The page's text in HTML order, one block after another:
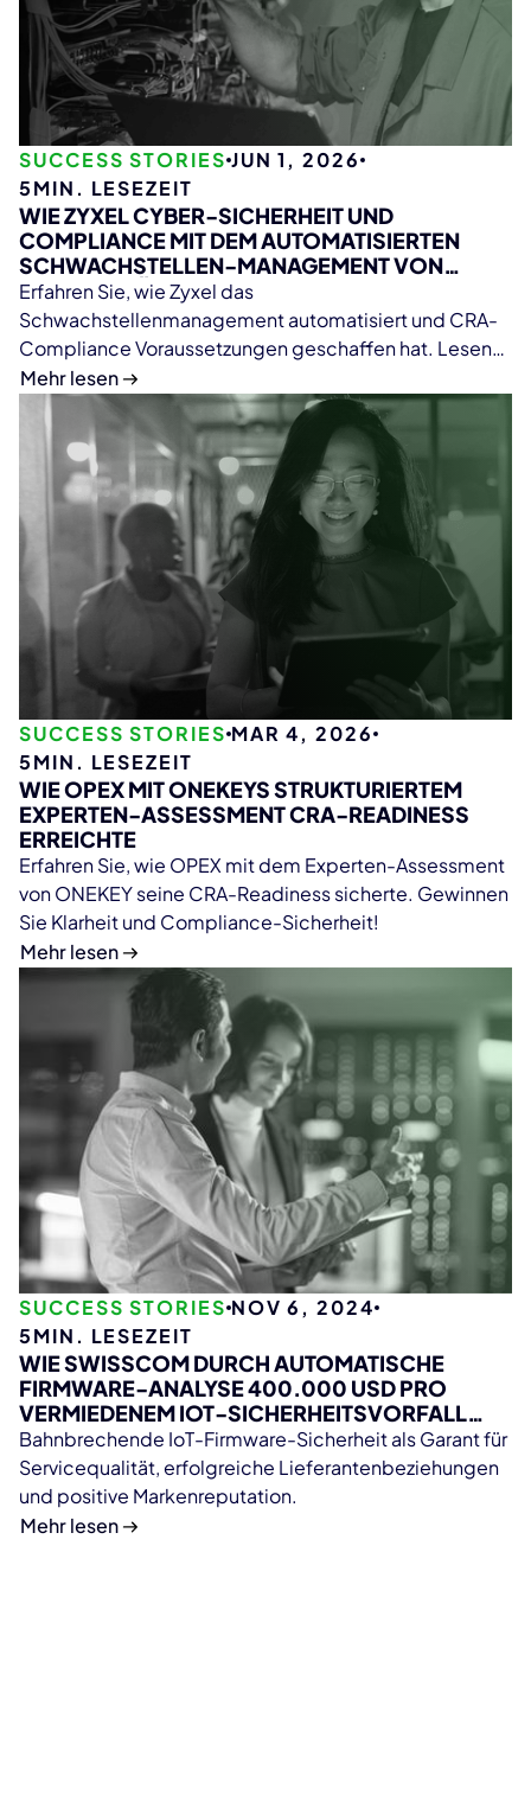
SUCCESS STORIES JUN 1, 2026
5MIN. LESEZEIT
WIE ZYXEL CYBER-SICHERHEIT UND
COMPLIANCE MIT DEM AUTOMATISIERTEN
SCHWACHSTELLEN-MANAGEMENT VON
ONEKEY STÄRKT
Erfahren Sie, wie Zyxel das
Schwachstellenmanagement automatisiert und CRA-
Compliance Voraussetzungen geschaffen hat. Lesen
Sie jetzt die Erfolgsgeschichte!
Mehr lesen
SUCCESS STORIES MAR 4, 2026
5MIN. LESEZEIT
WIE OPEX MIT ONEKEYS STRUKTURIERTEM
EXPERTEN-ASSESSMENT CRA-READINESS
ERREICHTE
Erfahren Sie, wie OPEX mit dem Experten-Assessment
von ONEKEY seine CRA-Readiness sicherte. Gewinnen
Sie Klarheit und Compliance-Sicherheit!
Mehr lesen
SUCCESS STORIES NOV 6, 2024
5MIN. LESEZEIT
WIE SWISSCOM DURCH AUTOMATISCHE
FIRMWARE-ANALYSE 400.000 USD PRO
VERMIEDENEM IOT-SICHERHEITSVORFALL
EINSPART!
Bahnbrechende IoT-Firmware-Sicherheit als Garant für
Servicequalität, erfolgreiche Lieferantenbeziehungen
und positive Markenreputation.
Mehr lesen